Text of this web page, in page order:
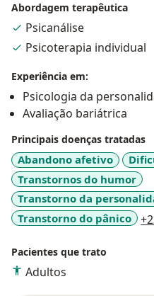
● Pós-graduanda:Saúde
Psicanálise– Instituto
adultos;
●Projeto com mulheres:
● Coautora dolivro: Os
Lançamento 06/2023;
● Avaliação psicológica
arma de fogo;
● Fundadora do
Abordagem terapêutica
Psicanálise
Psicoterapia individual
Experiência em:
Psicologia da
Avaliação bariátrica
Principais doenças tratadas
Abandono afetivo
Transtornos do humor
Transtorno da
Transtorno do pânico
Pacientes que trato
Adultos